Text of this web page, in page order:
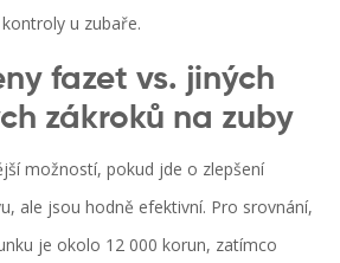
u zubaře.
fazet vs. jiných
zákroků na zuby
možností, pokud jde o zlepšení
ale jsou hodně efektivní. Pro srovnání,
je okolo 12 000 korun, zatímco